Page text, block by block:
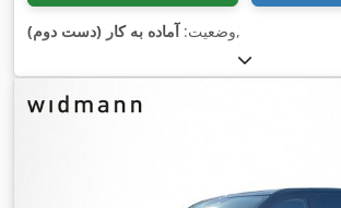
وضعیت: آماده به کار (دست دوم) ,